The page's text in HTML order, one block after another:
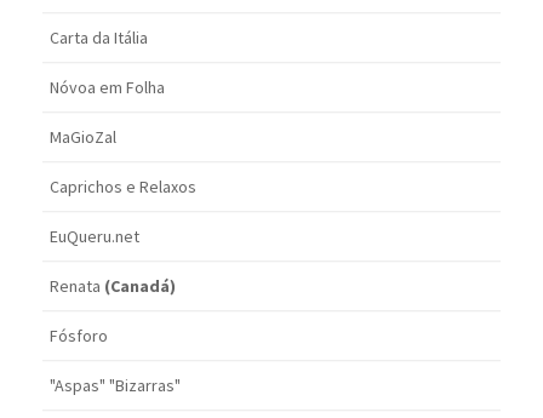
Carta da Itália
Nóvoa em Folha
MaGioZal
Caprichos e Relaxos
EuQueru.net
Renata (Canadá)
Fósforo
"Aspas" "Bizarras"